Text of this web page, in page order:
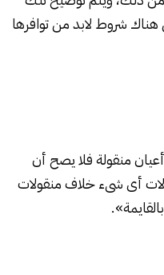
هناك شروط لابد من توافرها
منقولة فلا يصح أن
أى شىء خلاف منقولات